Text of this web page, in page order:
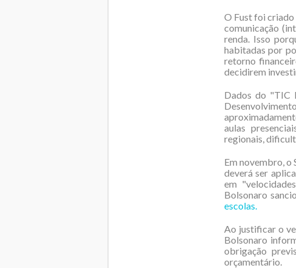
O Fust foi criado
comunicação
renda. Isso
habitadas por
retorno
decidirem
Dados do "TIC
aulas
regionais,
Em novembro, o
deverá ser
em
Bolsonaro
escolas.
Ao justificar o
Bolsonaro
obrigação
orçamentário.